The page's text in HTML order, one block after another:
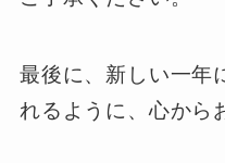
最後に、新しい一年
れるように、心から